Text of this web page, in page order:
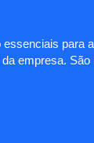
para
empresa.